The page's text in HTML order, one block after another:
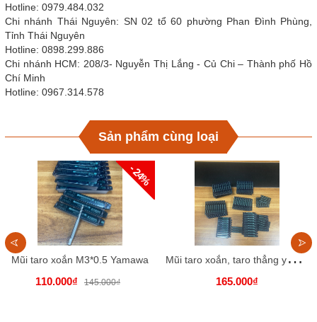
Hotline: 0979.484.032
Chi nhánh Thái Nguyên: SN 02 tổ 60 phường Phan Đình Phùng,
Tỉnh Thái Nguyên
Hotline: 0898.299.886
Chi nhánh HCM: 208/3- Nguyễn Thị Lắng - Củ Chi – Thành phố Hồ
Chí Minh
Hotline: 0967.314.578
Sản phẩm cùng loại
- 24%
Mũi taro xoắn M3*0.5 Yamawa
110.000₫ 145.000₫
M
ũi taro xoắn, taro thẳng yamawa. M1.4-M12
165.000₫